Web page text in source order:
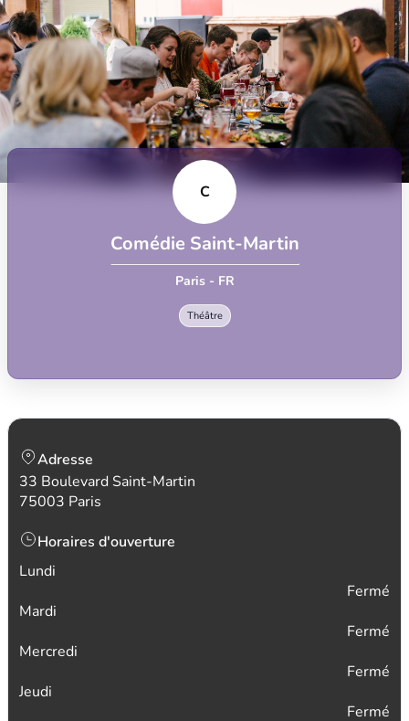
C
Comédie Saint-Martin
Paris - FR
Théâtre
Adresse
33 Boulevard Saint-Martin
75003 Paris
Horaires d'ouverture
Lundi
Fermé
Mardi
Fermé
Mercredi
Fermé
Jeudi
Fermé